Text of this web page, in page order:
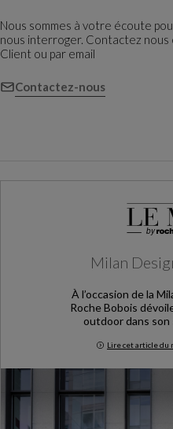
Nous sommes à votre écoute
nous interroger. Contactez
Client ou par email
Contactez-nous
Milan
À l’occasion de la
Roche Bobois
outdoor dans son
Lire cet article du